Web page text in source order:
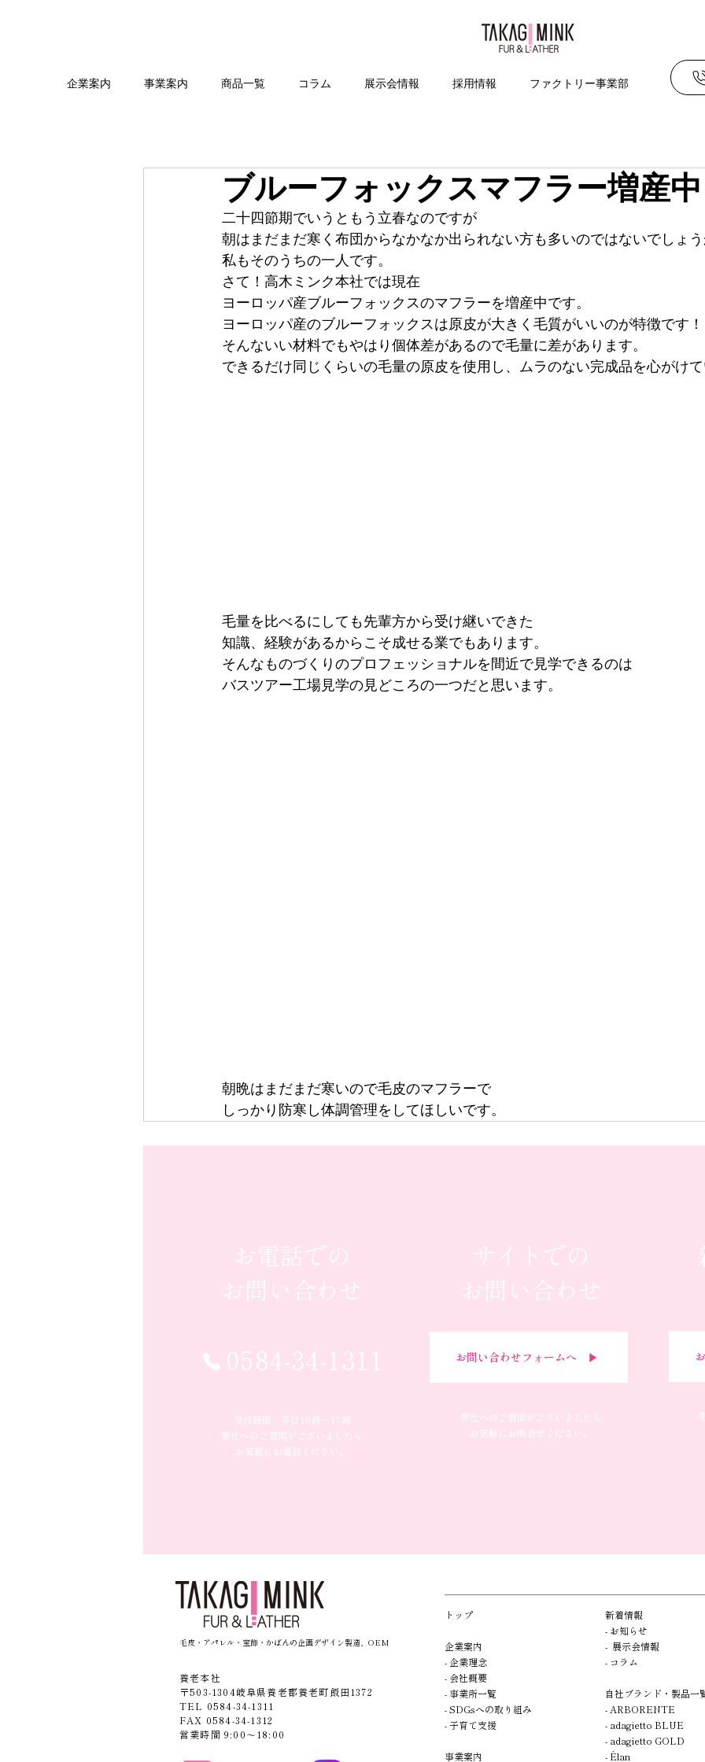
企業案内 事業案内 商品一覧 コラム 展示会情報 採用情報 ファクトリー事業部
ブルーフォックスマフラー増産
二十四節期でいうともう立春なのですが
朝はまだまだ寒く布団からなかなか出られない方も多いのではないでしょ
私もそのうちの一人です。
さて！高木ミンク本社では現在
ヨーロッパ産ブルーフォックスのマフラーを増産中です。
ヨーロッパ産のブルーフォックスは原皮が大きく毛質がいいのが特徴です！
そんないい材料でもやはり個体差があるので毛量に差があります。
できるだけ同じくらいの毛量の原皮を使用し、ムラのない完成品を心がけ
毛量を比べるにしても先輩方から受け継いできた
知識、経験があるからこそ成せる業でもあります。
そんなものづくりのプロフェッショナルを間近で見学できるのは
バスツアー工場見学の見どころの一つだと思います。
朝晩はまだまだ寒いので毛皮のマフラーで
しっかり防寒し体調管理をしてほしいです。
お電話での
お問い合わせ
0584-34-1311
受付時間：平日10時〜17時
弊社へのご質問がございましたら
お気軽にお電話ください。
サイトでの
お問い合わせ
お問い合わせフォームへ ▶︎
弊社へのご質問がございましたら
お気軽にお問合せください。
毛皮・アパレル・宝飾・かばんの企画デザイン製造、OEM
養老本社
〒503-1304岐阜県養老郡養老町飯田1372
TEL 0584-34-1311
FAX 0584-34-1312
営業時間 9:00〜18:00
​トップ​​
企業案内
- 企業理念
- 会社概要
- 事業所一覧
- SDGsへの取り組み
- 子育て支援
事業案内
新着情報
- お知らせ
- 展示会情報
- コラム
自社ブランド・製品一
- ARBORENTE
- adagietto BLUE
- adagietto GOLD
- Élan